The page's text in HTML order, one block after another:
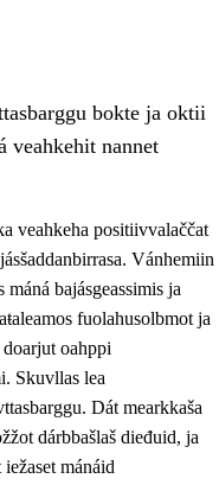
bokte ja oktii
veahkehit nannet
veahkeha positiivvalaččat
Vánhemiin
bajásgeassimis ja
fuolahusolbmot ja
oahppi
Skuvllas lea
Dát mearkkaša
dárbbašlaš dieđuid, ja
mánáid